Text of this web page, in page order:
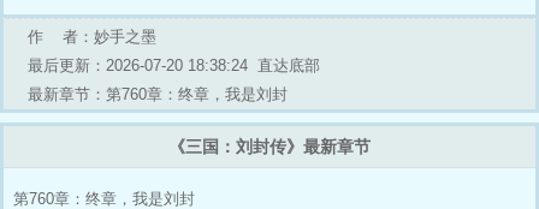
中，亲手点燃新生的火焰。 作品类型：历史架
空、穿越逆袭、军政权谋作品标签：#穿越#三
国#权谋#制度革新#战争史诗#逆天改命
作 者：妙手之墨
最后更新：2026-07-20 18:38:24 直达底部
最新章节：第760章：终章，我是刘封
《三国：刘封传》最新章节
第760章：终章，我是刘封